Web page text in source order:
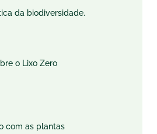
da biodiversidade.
o Lixo Zero
com as plantas